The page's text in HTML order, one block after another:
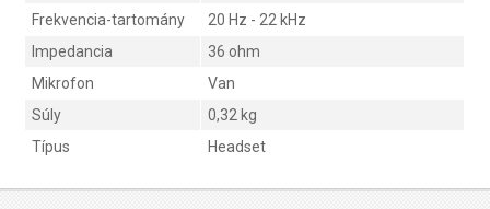
Frekvencia-tartomány
20 Hz - 22 kHz
Impedancia
36 ohm
Mikrofon
Van
Súly
0,32 kg
Típus
Headset